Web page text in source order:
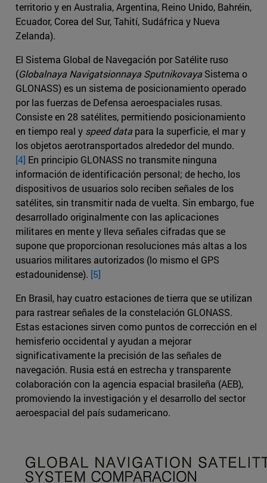
territorio y en Australia, Argentina, Reino Unido, Bahréin,
Ecuador, Corea del Sur, Tahití, Sudáfrica y Nueva
Zelanda).
El Sistema Global de Navegación por Satélite ruso
(Globalnaya Navigatsionnaya SputnikovayaSistema o
GLONASS) es un sistema de posicionamiento operado
por las fuerzas de Defensa aeroespaciales rusas.
Consiste en 28 satélites, permitiendo posicionamiento
en tiempo real y speed datapara la superficie, el mar y
los objetos aerotransportados alrededor del mundo.
[4] En principio GLONASS no transmite ninguna
información de identificación personal; de hecho, los
dispositivos de usuarios solo reciben señales de los
satélites, sin transmitir nada de vuelta. Sin embargo, fue
desarrollado originalmente con las aplicaciones
militares en mente y lleva señales cifradas que se
supone que proporcionan resoluciones más altas a los
usuarios militares autorizados (lo mismo el GPS
estadounidense). [5]
En Brasil, hay cuatro estaciones de tierra que se utilizan
para rastrear señales de la constelación GLONASS.
Estas estaciones sirven como puntos de corrección en el
hemisferio occidental y ayudan a mejorar
significativamente la precisión de las señales de
navegación. Rusia está en estrecha y transparente
colaboración con la agencia espacial brasileña (AEB),
promoviendo la investigación y el desarrollo del sector
aeroespacial del país sudamericano.